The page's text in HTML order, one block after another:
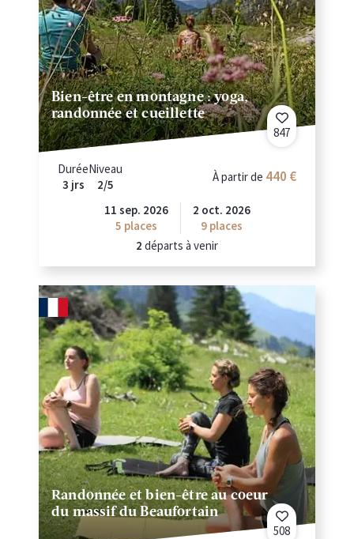
Bien-être en montagne : yoga,
randonnée et cueillette
847
Durée
3 jrs
Niveau
2/5
À partir de 440
11 sep. 2026
5 places
2 oct. 2026
9places
2 départs à venir
Randonnée et bien-être au coeur
du massif du Beaufortain
508